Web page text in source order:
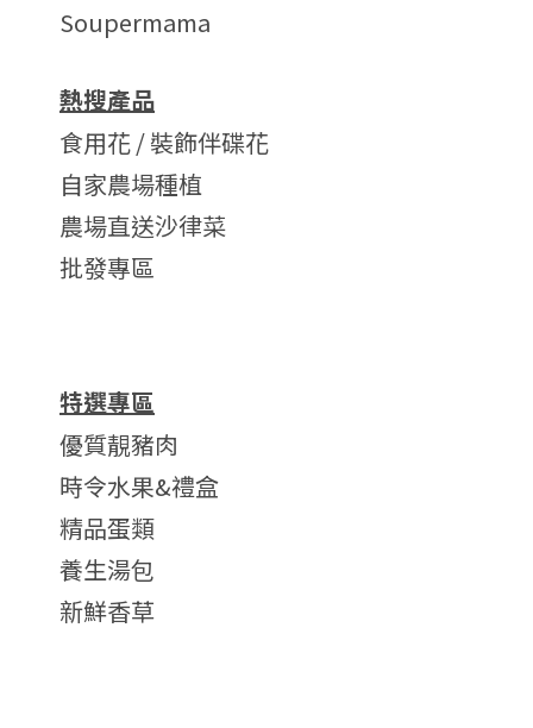
Soupermama
熱搜產品
食用花 / 裝飾伴碟花
自家農場種植
農場直送沙律菜
批發專區
特選專區
優質靚豬肉
時令水果&禮盒
精品蛋類
養生湯包
新鮮香草